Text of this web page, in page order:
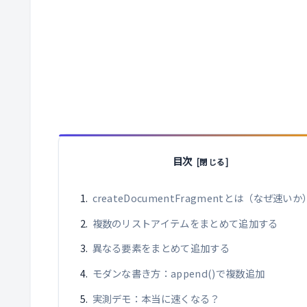
目次
createDocumentFragmentとは（なぜ速いか
複数のリストアイテムをまとめて追加する
異なる要素をまとめて追加する
モダンな書き方：append()で複数追加
実測デモ：本当に速くなる？